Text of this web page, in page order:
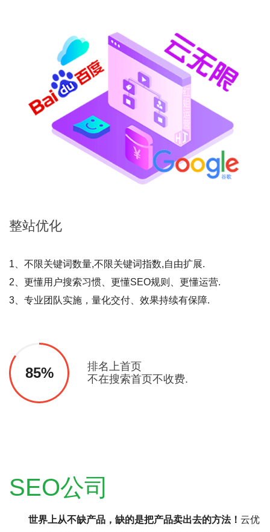
整站优化
1、不限关键词数量,不限关键词指数,自由扩展.
2、更懂用户搜索习惯、更懂SEO规则、更懂运营.
3、专业团队实施，量化交付、效果持续有保障.
85%
排名上首页
不在搜索首页不收费.
SEO公司
世界上从不缺产品，缺的是把产品卖出去的方法！ 云优